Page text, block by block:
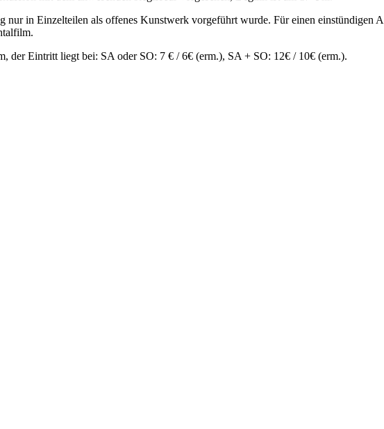
in Einzelteilen als offenes Kunstwerk vorgeführt wurde. Für einen einstündigen
der Eintritt liegt bei: SA oder SO: 7 € / 6€ (erm.), SA + SO: 12€ / 10€ (erm.).